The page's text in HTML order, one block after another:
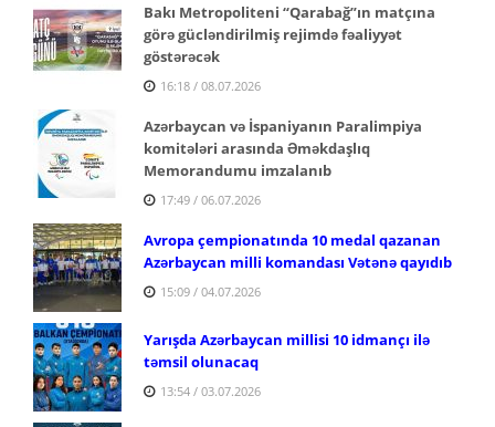
Bakı Metropoliteni “Qarabağ”ın matçına
görə gücləndirilmiş rejimdə fəaliyyət
göstərəcək
16:18 / 08.07.2026
Azərbaycan və İspaniyanın Paralimpiya
komitələri arasında Əməkdaşlıq
Memorandumu imzalanıb
17:49 / 06.07.2026
Avropa çempionatında 10 medal qazanan
Azərbaycan milli komandası Vətənə qayıdıb
15:09 / 04.07.2026
Yarışda Azərbaycan millisi 10 idmançı ilə
təmsil olunacaq
13:54 / 03.07.2026